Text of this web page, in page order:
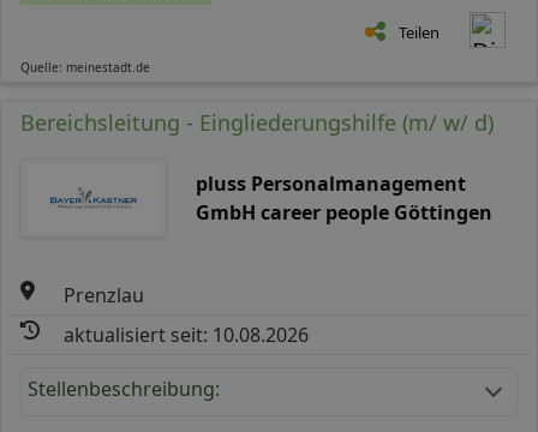
Teilen
Quelle: meinestadt.de
Bereichsleitung - Eingliederungshilfe (m/ w/ d)
pluss Personalmanagement
GmbH career people Göttingen
Prenzlau
aktualisiert seit: 10.08.2026
Stellenbeschreibung: